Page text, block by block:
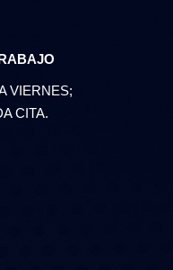
VIERNES;
CITA.